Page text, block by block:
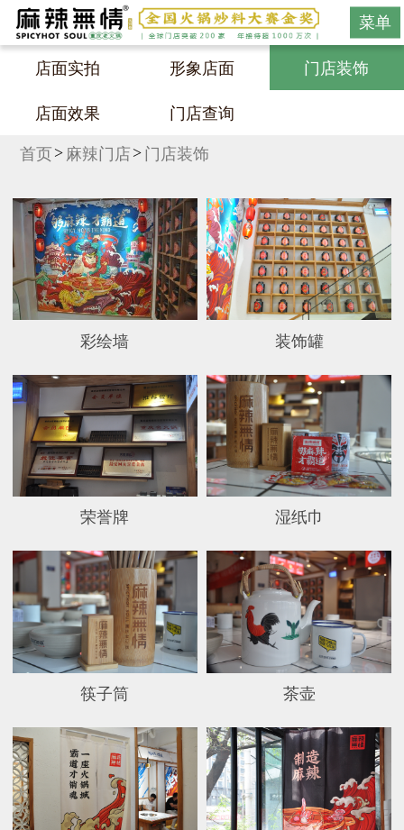
菜单
店面实拍 形象店面 门店装饰
店面效果 门店查询
首页 麻辣门店 门店装饰
彩绘墙 装饰罐
荣誉牌 湿纸巾
筷子筒 茶壶